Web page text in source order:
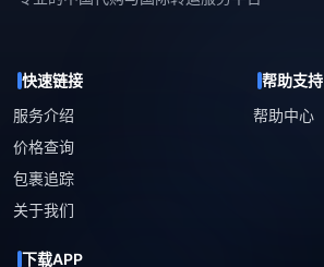
快速链接
服务介绍
价格查询
包裹追踪
关于我们
帮助支持
帮助中心
下载APP